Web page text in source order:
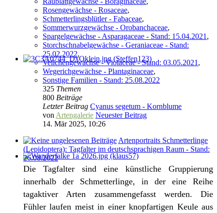
Rosengewächse - Rosaceae,
Schmetterlingsblütler - Fabaceae,
Sommerwurzgewächse - Orobanchaceae,
Spargelgewächse - Asparagaceae - Stand: 15.04.2021 ,
Storchschnabelgewächse - Geraniaceae - Stand:
25.02.2022,
Veilchengewächse - Violaceae - Stand: 03.05.2021 ,
Wegerichgewächse - Plantaginaceae,
Sonstige Familien - Stand: 25.08.2022
325 Themen
800 Beiträge
Letzter Beitrag Cyanus segetum - Kornblume
von Artengalerie Neuester Beitrag
14. Mär 2025, 10:26
Artenportraits Schmetterlinge
(Lepidoptera): Tagfalter im deutschsprachigen Raum - Stand:
26.08.2022
Die Tagfalter sind eine künstliche Gruppierung
innerhalb der Schmetterlinge, in der eine Reihe
tagaktiver Arten zusammengefasst werden. Die
Fühler laufen meist in einer knopfartigen Keule aus